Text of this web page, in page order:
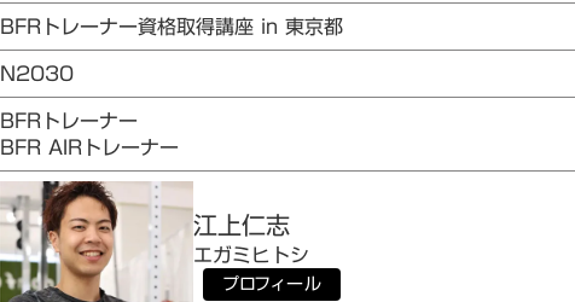
BFRトレーナー資格取得講座 in 東京都
N2030
BFRトレーナー
BFR AIRトレーナー
江上仁志
エガミヒトシ
プロフィール